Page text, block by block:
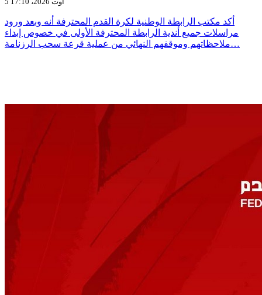
أكد مكتب الرابطة الوطنية لكرة القدم المحترفة أنه وبعد ورود
مراسلات جميع أندية الرابطة المحترفة الأولى في خصوص إبداء
ملاحظاتهم وموقفهم النهائي من عملية قرعة سحب الرزنامة…